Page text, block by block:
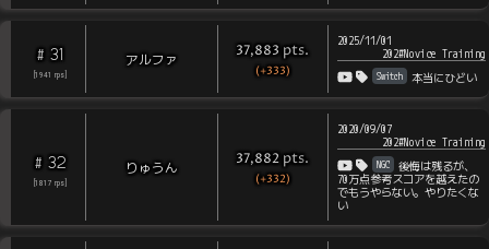
# 31
1941 rps
アルファ 37,883 pts.
(+333)
2025/11/01
202#Novice Training
Switch 本当にひどい
# 32
1817 rps
りゅうん 37,882 pts.
(+332)
2020/09/07
202#Novice Training
NGC
後悔は残るが、
70万点参考スコアを越えたの
でもうやらない。やりたくな
い